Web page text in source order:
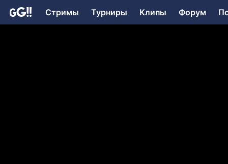
Стримы Турниры Клипы Форум